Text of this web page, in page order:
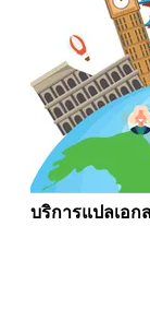
บริการแปลเอก